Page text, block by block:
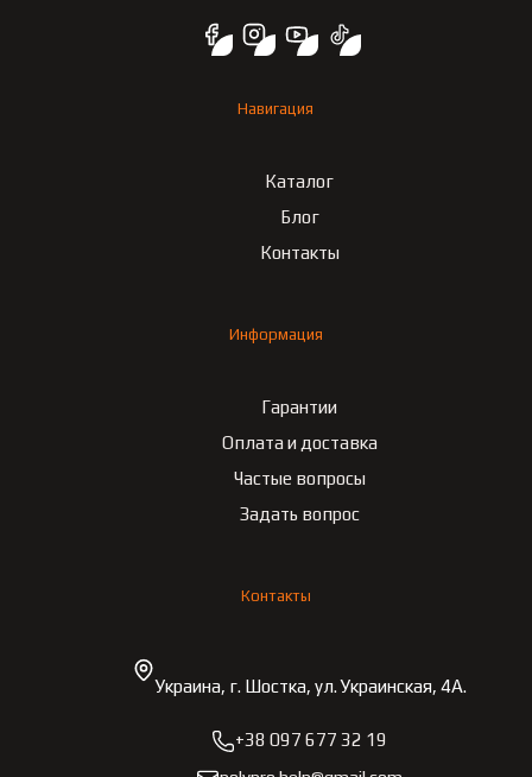
Навигация
Каталог
Блог
Контакты
Информация
Гарантии
Оплата и доставка
Частые вопросы
Задать вопрос
Контакты
Украина, г. Шостка, ул. Украинская, 4А.
+38 097 677 32 19